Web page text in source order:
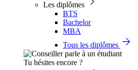
Les diplômes
BTS
Bachelor
MBA
Tous les diplômes
Tu hésites encore ?